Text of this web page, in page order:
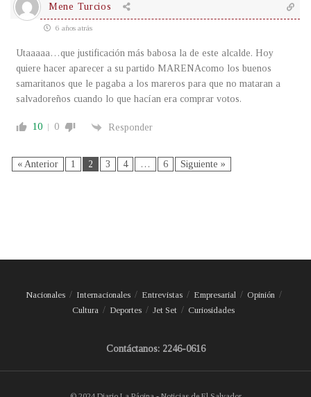
Mene Turcios
6 años atrás
Utaaaaa…que justificación más babosa la de este alcalde. Hoy
quiere hacer aparecer a su partido MARENAcomo los buenos
samaritanos que le pagaba a los mareros para que no mataran a
salvadoreños cuando lo que hacían era comprar votos.
10 0 Responder
« Anterior 1 2 3 4 … 6 Siguiente »
Nacionales Internacionales Entrevistas Empresarial
Opinión
Cultura
Deportes Jet Set Curiosidades
Contáctanos: 2246-0616